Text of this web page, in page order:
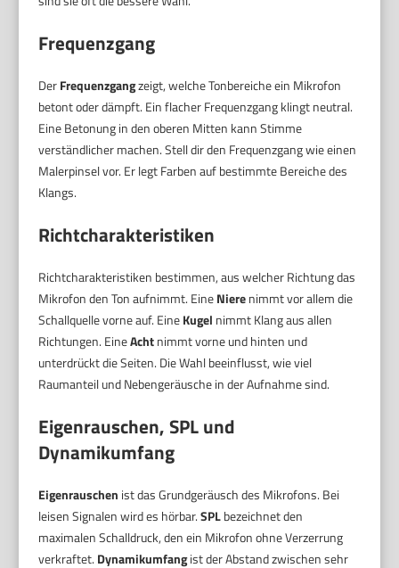
Frequenzgang
DerFrequenzgangzeigt, welche Tonbereiche ein Mikrofon
betont oder dämpft. Ein flacher Frequenzgang klingt neutral.
Eine Betonung in den oberen Mitten kann Stimme
verständlicher machen. Stell dir den Frequenzgang wie einen
Malerpinsel vor. Er legt Farben auf bestimmte Bereiche des
Klangs.
Richtcharakteristiken
Richtcharakteristiken bestimmen, aus welcher Richtung das
Mikrofon den Ton aufnimmt. EineNierenimmt vor allem die
Schallquelle vorne auf. EineKugel nimmt Klang aus allen
Richtungen. EineAchtnimmt vorne und hinten und
unterdrückt die Seiten. Die Wahl beeinflusst, wie viel
Raumanteil und Nebengeräusche in der Aufnahme sind.
Eigenrauschen, SPL und
Dynamikumfang
Eigenrauschen ist das Grundgeräusch des Mikrofons. Bei
leisen Signalen wird es hörbar.SPLbezeichnet den
maximalen Schalldruck, den ein Mikrofon ohne Verzerrung
verkraftet. Dynamikumfangist der Abstand zwischen sehr